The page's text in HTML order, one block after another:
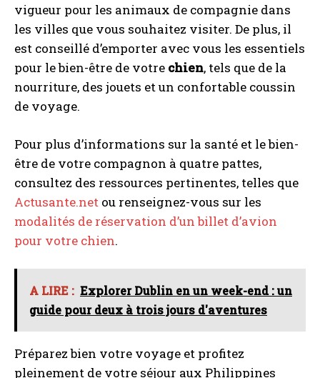
vigueur pour les animaux de compagnie dans
les villes que vous souhaitez visiter. De plus, il
est conseillé d’emporter avec vous les essentiels
pour le bien-être de votre chien, tels que de la
nourriture, des jouets et un confortable coussin
de voyage.
Pour plus d’informations sur la santé et le bien-
être de votre compagnon à quatre pattes,
consultez des ressources pertinentes, telles que
Actusante.net ou renseignez-vous sur les
modalités de réservation d’un billet d’avion
pour votre chien.
A LIRE : Explorer Dublin en un week-end : un
guide pour deux à trois jours d'aventures
Préparez bien votre voyage et profitez
pleinement de votre séjour aux Philippines